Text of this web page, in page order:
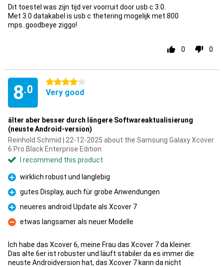
Dit toestel was zijn tijd ver voorruit door usb c 3.0.
Met 3.0 datakabel is usb c thetering mogelijk met 800
mps..goodbeye ziggo!
0 0
8.0
4 stars
Very good
älter aber besser durch längere Softwareaktualisierung
(neuste Android-version)
Reinhold Schmid | 22-12-2025 about the Samsung Galaxy Xcover
6 Pro Black Enterprise Edition
I recommend this product
Pro
wirklich robust und langlebig
Pro
gutes Display, auch für grobe Anwendungen
Pro
neueres android Update als Xcover 7
Con
etwas langsamer als neuer Modelle
Ich habe das Xcover 6, meine Frau das Xcover 7 da kleiner.
Das alte 6er ist robuster und läuft stabiler da es immer die
neuste Androidversion hat, das Xcover 7 kann da nicht